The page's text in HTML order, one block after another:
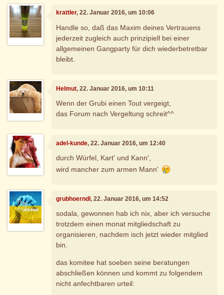
krattler, 22. Januar 2016, um 10:06
Handle so, daß das Maxim deines Vertrauens
jederzeit zugleich auch prinzipiell bei einer
allgemeinen Gangparty für dich wiederbetretbar
bleibt.
Helmut, 22. Januar 2016, um 10:11
Wenn der Grubi einen Tout vergeigt,
das Forum nach Vergeltung schreit^^
adel-kunde, 22. Januar 2016, um 12:40
durch Würfel, Kart' und Kann',
wird mancher zum armen Mann'
grubhoerndl, 22. Januar 2016, um 14:52
sodala, gewonnen hab ich nix, aber ich versuche
trotzdem einen monat mitgliedschaft zu
organisieren, nachdem isch jetzt wieder mitglied
bin.
das komitee hat soeben seine beratungen
abschließen können und kommt zu folgendem
nicht anfechtbaren urteil: